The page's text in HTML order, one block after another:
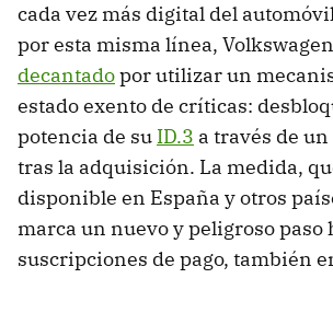
cada vez más digital del
por esta misma línea, Volkswagen
decantadopor utilizar un
estado exento de críticas:
potencia de su ID.3 a través de
tras la adquisición. La medida,
disponible en España y otros
marca un nuevo y peligroso paso
suscripciones de pago, también